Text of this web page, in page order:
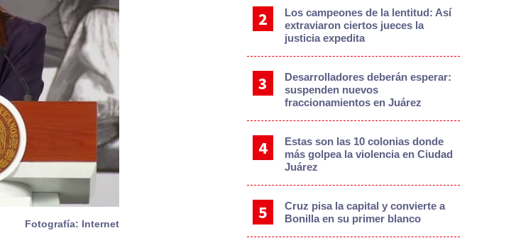
Fotografía: Internet
Los campeones de la lentitud: Así
extraviaron ciertos jueces la
justicia expedita
Desarrolladores deberán esperar:
suspenden nuevos
fraccionamientos en Juárez
Estas son las 10 colonias donde
más golpea la violencia en Ciudad
Juárez
Cruz pisa la capital y convierte a
Bonilla en su primer blanco